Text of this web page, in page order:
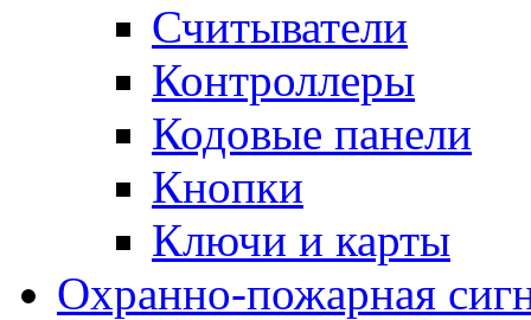
Считыватели
Контроллеры
Кодовые панели
Кнопки
Ключи и карты
Охранно-пожарная